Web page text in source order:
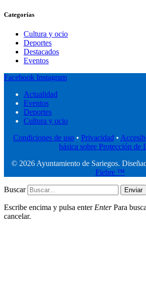
Categorías
Cultura y ocio
Deportes
Destacados
Eventos
Facebook Instagram
Actualidad
Eventos
Deportes
Cultura y ocio
Condiciones de uso• Privacidad •
básica sobre Protección de
© 2026 Ayuntamiento de Sariegos.
Fiebre ™
Buscar Enviar
Escribe encima y pulsa enter EnterPara
cancelar.